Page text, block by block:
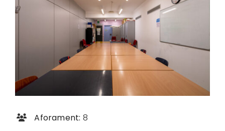
Aforament: 8